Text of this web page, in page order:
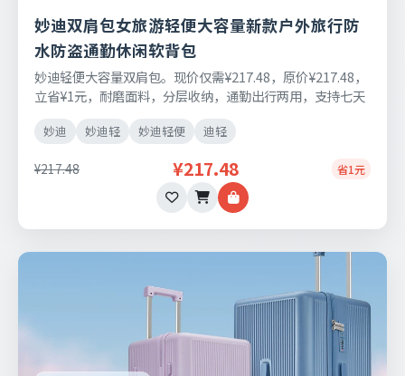
妙迪双肩包女旅游轻便大容量新款户外旅行防
水防盗通勤休闲软背包
妙迪轻便大容量双肩包。现价仅需¥217.48，原价¥217.48，
立省¥1元，耐磨面料，分层收纳，通勤出行两用，支持七天
妙迪 妙迪轻 妙迪轻便 迪轻
¥217.48 ¥217.48 省1元